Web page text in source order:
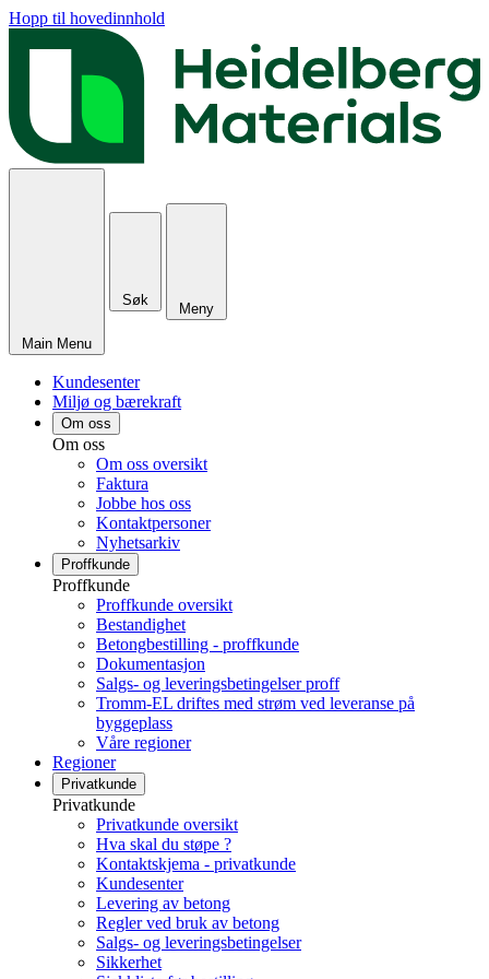
Hopp til hovedinnhold
Main Menu
Søk
Meny
Kundesenter
Miljø og bærekraft
Om oss
Om oss
Om oss oversikt
Faktura
Jobbe hos oss
Kontaktpersoner
Nyhetsarkiv
Proffkunde
Proffkunde
Proffkunde oversikt
Bestandighet
Betongbestilling - proffkunde
Dokumentasjon
Salgs- og leveringsbetingelser proff
Tromm-EL driftes med strøm ved leveranse på
byggeplass
Våre regioner
Regioner
Privatkunde
Privatkunde
Privatkunde oversikt
Hva skal du støpe ?
Kontaktskjema - privatkunde
Kundesenter
Levering av betong
Regler ved bruk av betong
Salgs- og leveringsbetingelser
Sikkerhet